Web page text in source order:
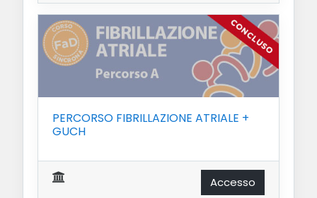
PERCORSO FIBRILLAZIONE ATRIALE +
GUCH
Accesso